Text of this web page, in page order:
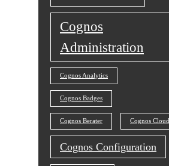
Cognos
Administration
Cognos Analytics
Cognos Badges
Cognos Berater Cognos Cloud
Cognos Configuration